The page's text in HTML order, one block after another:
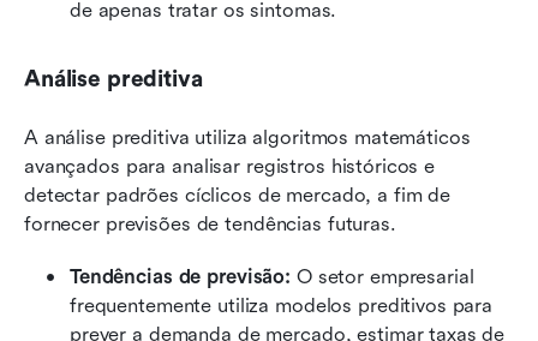
de apenas tratar os sintomas.
Análise preditiva
A análise preditiva utiliza algoritmos matemáticos
avançados para analisar registros históricos e
detectar padrões cíclicos de mercado, a fim de
fornecer previsões de tendências futuras.
Tendências de previsão: O setor empresarial
frequentemente utiliza modelos preditivos para
prever a demanda de mercado, estimar taxas de